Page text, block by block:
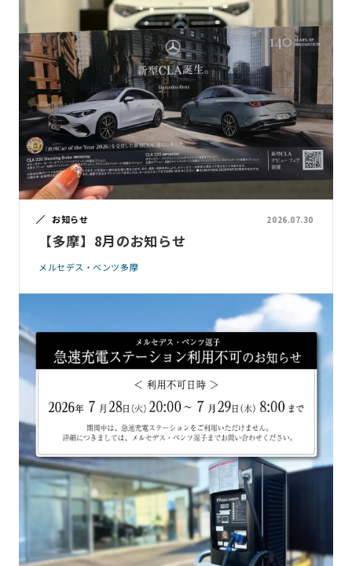
お知らせ 2026.07.30
【多摩】8月のお知らせ
メルセデス・ベンツ多摩